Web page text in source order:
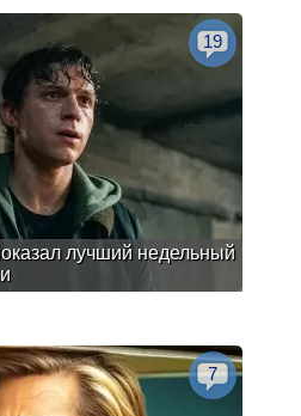
лучший недельный
19
7